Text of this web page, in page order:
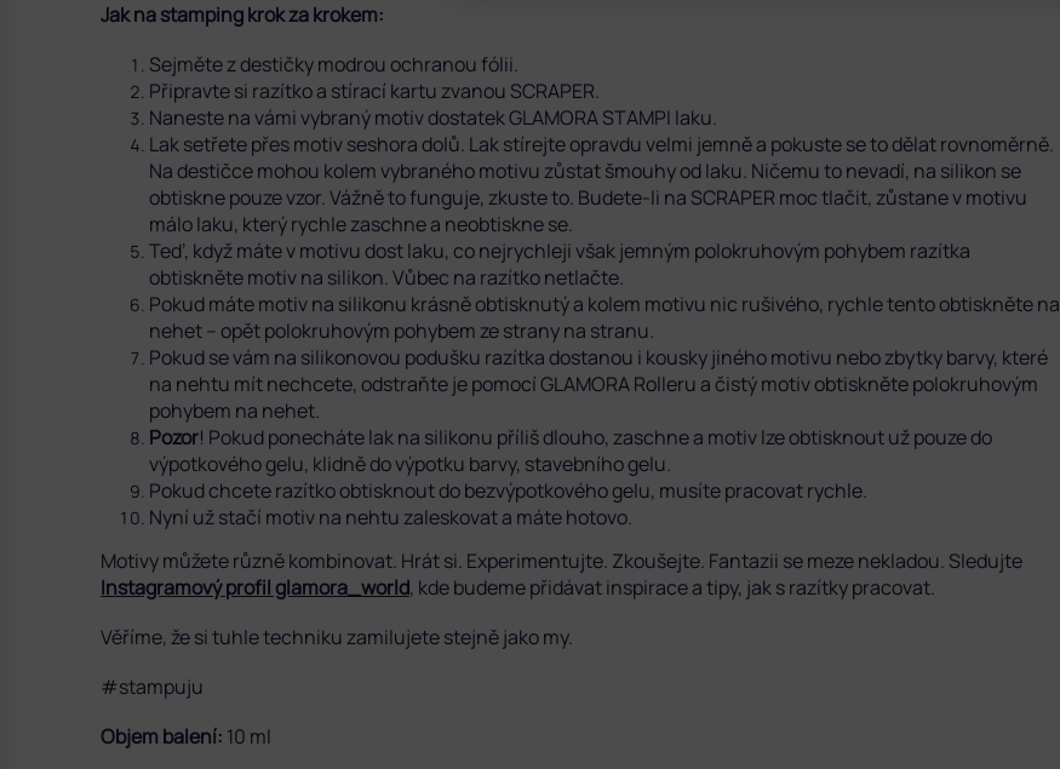
Jak na stamping krok za krokem:
Sejměte z destičky modrou ochranou fólii.
Připravte si razítko a stírací kartu zvanou SCRAPER.
Naneste na vámi vybraný motiv dostatek GLAMORA STAMPI laku.
Lak setřete přes motiv seshora dolů. Lak stírejte opravdu velmi jemně a pokuste se to dělat rovnoměrně.
Na destičce mohou kolem vybraného motivu zůstat šmouhy od laku. Ničemu to nevadí, na silikon se
obtiskne pouze vzor. Vážně to funguje, zkuste to. Budete-li na SCRAPER moc tlačit, zůstane v motivu
málo laku, který rychle zaschne a neobtiskne se.
Teď, když máte v motivu dost laku, co nejrychleji však jemným polokruhovým pohybem razítka
obtiskněte motiv na silikon. Vůbec na razítko netlačte.
Pokud máte motiv na silikonu krásně obtisknutý a kolem motivu nic rušivého, rychle tento obtiskněte na
nehet – opět polokruhovým pohybem ze strany na stranu.
Pokud se vám na silikonovou podušku razítka dostanou i kousky jiného motivu nebo zbytky barvy, které
na nehtu mít nechcete, odstraňte je pomocí GLAMORA Rolleru a čistý motiv obtiskněte polokruhovým
pohybem na nehet.
Pozor! Pokud ponecháte lak na silikonu příliš dlouho, zaschne a motiv lze obtisknout už pouze do
výpotkového gelu, klidně do výpotku barvy, stavebního gelu.
Pokud chcete razítko obtisknout do bezvýpotkového gelu, musíte pracovat rychle.
Nyní už stačí motiv na nehtu zaleskovat a máte hotovo.
Motivy můžete různě kombinovat. Hrát si. Experimentujte. Zkoušejte. Fantazii se meze nekladou. Sledujte
Instagramový profil glamora_world, kde budeme přidávat inspirace a tipy, jak s razítky pracovat.
Věříme, že si tuhle techniku zamilujete stejně jako my.
#stampuju
Objem balení: 10 ml